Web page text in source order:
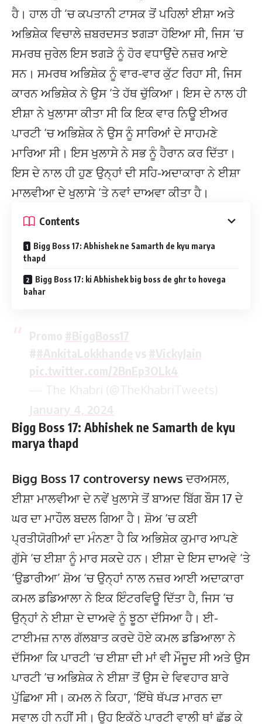
ਹੈ। ਹਾਲ ਹੀ ‘ਚ ਕਪਤਾਨੀ ਟਾਸਕ ਤੋਂ ਪਹਿਲਾਂ ਈਸ਼ਾ ਅਤੇ
ਅਭਿਸ਼ੇਕ ਵਿਚਾਲੇ ਜ਼ਬਰਦਸਤ ਝਗੜਾ ਹੋਇਆ ਸੀ, ਜਿਸ ‘ਚ
ਸਮਰਥ ਜੁਰੇਲ ਇਸ ਝਗੜੇ ਨੂੰ ਹੋਰ ਵਧਾਉਂਦੇ ਨਜ਼ਰ ਆਏ
ਸਨ। ਸਮਰਥ ਅਭਿਸ਼ੇਕ ਨੂੰ ਵਾਰ-ਵਾਰ ਕੁੱਟ ਰਿਹਾ ਸੀ, ਜਿਸ
ਕਾਰਨ ਅਭਿਸ਼ੇਕ ਨੇ ਉਸ ‘ਤੇ ਹੱਥ ਚੁੱਕਿਆ। ਇਸ ਦੇ ਨਾਲ ਹੀ
ਈਸ਼ਾ ਨੇ ਖੁਲਾਸਾ ਕੀਤਾ ਸੀ ਕਿ ਇਕ ਵਾਰ ਨਿਊ ​​ਈਅਰ
ਪਾਰਟੀ ‘ਚ ਅਭਿਸ਼ੇਕ ਨੇ ਉਸ ਨੂੰ ਸਾਰਿਆਂ ਦੇ ਸਾਹਮਣੇ
ਮਾਰਿਆ ਸੀ। ਇਸ ਖੁਲਾਸੇ ਨੇ ਸਭ ਨੂੰ ਹੈਰਾਨ ਕਰ ਦਿੱਤਾ।
ਇਸ ਦੇ ਨਾਲ ਹੀ ਹੁਣ ਉਨ੍ਹਾਂ ਦੀ ਸਹਿ-ਅਦਾਕਾਰਾ ਨੇ ਈਸ਼ਾ
ਮਾਲਵੀਆ ਦੇ ਖੁਲਾਸੇ ‘ਤੇ ਨਵਾਂ ਦਾਅਵਾ ਕੀਤਾ ਹੈ।
Contents
Bigg Boss 17: Abhishek ne Samarth de kyu marya
thapd
Bigg Boss 17: ki Abhishek big boss de ghr to hovega
bahar
Bigg Boss 17: Abhishek ne Samarth de kyu
marya thapd
Bigg Boss 17 controversy newsਦਰਅਸਲ,
ਈਸ਼ਾ ਮਾਲਵੀਆ ਦੇ ਨਵੇਂ ਖੁਲਾਸੇ ਤੋਂ ਬਾਅਦ ਬਿੱਗ ਬੌਸ 17 ਦੇ
ਘਰ ਦਾ ਮਾਹੌਲ ਬਦਲ ਗਿਆ ਹੈ। ਸ਼ੋਅ ‘ਚ ਕਈ
ਪ੍ਰਤੀਯੋਗੀਆਂ ਦਾ ਮੰਨਣਾ ਹੈ ਕਿ ਅਭਿਸ਼ੇਕ ਕੁਮਾਰ ਆਪਣੇ
ਗੁੱਸੇ ‘ਚ ਈਸ਼ਾ ਨੂੰ ਮਾਰ ਸਕਦੇ ਹਨ। ਈਸ਼ਾ ਦੇ ਇਸ ਦਾਅਵੇ ‘ਤੇ
‘ਉਡਾਰੀਆ’ ਸ਼ੋਅ ‘ਚ ਉਨ੍ਹਾਂ ਨਾਲ ਨਜ਼ਰ ਆਈ ਅਦਾਕਾਰਾ
ਕਮਲ ਡਡਿਆਲਾ ਨੇ ਇਕ ਇੰਟਰਵਿਊ ਦਿੱਤਾ ਹੈ, ਜਿਸ ‘ਚ
ਉਨ੍ਹਾਂ ਨੇ ਈਸ਼ਾ ਦੇ ਦਾਅਵੇ ਨੂੰ ਝੂਠਾ ਦੱਸਿਆ ਹੈ। ਈ-
ਟਾਈਮਜ਼ ਨਾਲ ਗੱਲਬਾਤ ਕਰਦੇ ਹੋਏ ਕਮਲ ਡਡਿਆਲਾ ਨੇ
ਦੱਸਿਆ ਕਿ ਪਾਰਟੀ ‘ਚ ਈਸ਼ਾ ਦੀ ਮਾਂ ਵੀ ਮੌਜੂਦ ਸੀ ਅਤੇ ਉਸ
ਪਾਰਟੀ ‘ਚ ਅਭਿਸ਼ੇਕ ਨੇ ਈਸ਼ਾ ਤੋਂ ਉਸ ਦੇ ਵਿਵਹਾਰ ਬਾਰੇ
ਪੁੱਛਿਆ ਸੀ। ਕਮਲ ਨੇ ਕਿਹਾ, ‘ਇੱਥੇ ਥੱਪੜ ਮਾਰਨ ਦਾ
ਸਵਾਲ ਹੀ ਨਹੀਂ ਸੀ। ਉਹ ਇਕੱਠੇ ਪਾਰਟੀ ਵਾਲੀ ਥਾਂ ਛੱਡ ਕੇ